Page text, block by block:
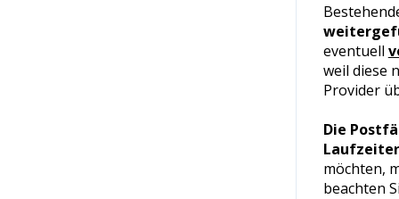
eventuell
weil diese
Provider
Die
möchten,
beachten